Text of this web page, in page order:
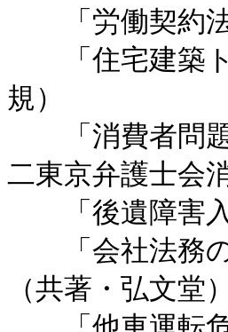
「労働契約法
「住宅建築ト
規）
「消費者問題
二東京弁護士会
「後遺障害入
「会社法務の
（共著・弘文堂）